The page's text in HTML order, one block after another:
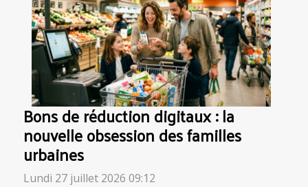
Bons de réduction digitaux : la
nouvelle obsession des familles
urbaines
Lundi 27 juillet 2026 09:12